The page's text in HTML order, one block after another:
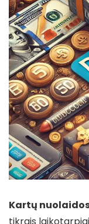
Kartų